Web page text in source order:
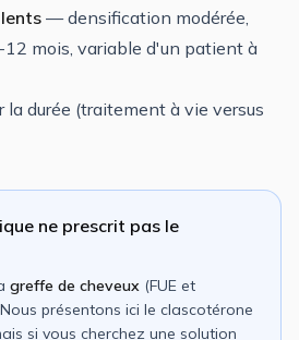
— densification modérée,
mois, variable d'un patient à
la durée (traitement à vie versus
ne prescrit pas le
greffe de cheveux (FUE et
présentons ici le clascotérone
si vous cherchez une solution